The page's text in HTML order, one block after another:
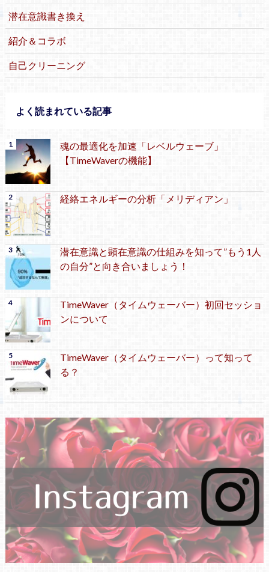
潜在意識書き換え
紹介＆コラボ
自己クリーニング
よく読まれている記事
魂の最適化を加速「レベルウェーブ」
【TimeWaverの機能】
経絡エネルギーの分析「メリディアン」
潜在意識と顕在意識の仕組みを知って”もう1人
の自分”と向き合いましょう！
TimeWaver（タイムウェーバー）初回セッショ
ンについて
TimeWaver（タイムウェーバー）って知って
る？